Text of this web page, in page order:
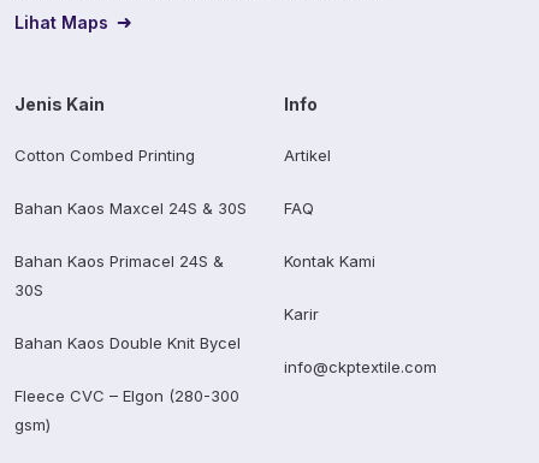
Lihat Maps
Jenis Kain
Cotton Combed Printing
Bahan Kaos Maxcel 24S & 30S
Bahan Kaos Primacel 24S &
30S
Bahan Kaos Double Knit Bycel
Fleece CVC – Elgon (280-300
gsm)
Info
Artikel
FAQ
Kontak Kami
Karir
info@ckptextile.com